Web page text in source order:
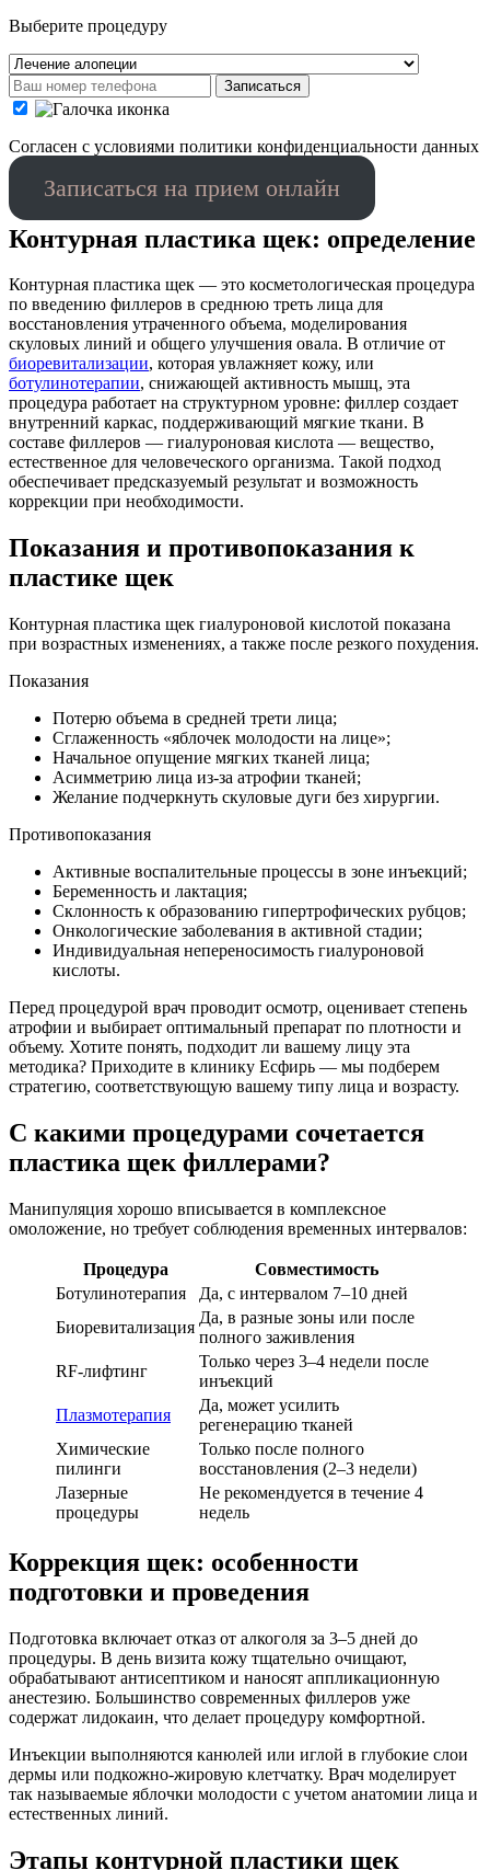
Выберите процедуру
Записаться
Cогласен с условиями политики конфиденциальности данных
Записаться на прием онлайн
Контурная пластика щек: определение
Контурная пластика щек — это косметологическая процедура
по введению филлеров в среднюю треть лица для
восстановления утраченного объема, моделирования
скуловых линий и общего улучшения овала. В отличие от
биоревитализации, которая увлажняет кожу, или
ботулинотерапии, снижающей активность мышц, эта
процедура работает на структурном уровне: филлер создает
внутренний каркас, поддерживающий мягкие ткани. В
составе филлеров — гиалуроновая кислота — вещество,
естественное для человеческого организма. Такой подход
обеспечивает предсказуемый результат и возможность
коррекции при необходимости.
Показания и противопоказания к
пластике щек
Контурная пластика щек гиалуроновой кислотой показана
при возрастных изменениях, а также после резкого похудения.
Показания
Потерю объема в средней трети лица;
Сглаженность «яблочек молодости на лице»;
Начальное опущение мягких тканей лица;
Асимметрию лица из-за атрофии тканей;
Желание подчеркнуть скуловые дуги без хирургии.
Противопоказания
Активные воспалительные процессы в зоне инъекций;
Беременность и лактация;
Склонность к образованию гипертрофических рубцов;
Онкологические заболевания в активной стадии;
Индивидуальная непереносимость гиалуроновой
кислоты.
Перед процедурой врач проводит осмотр, оценивает степень
атрофии и выбирает оптимальный препарат по плотности и
объему. Хотите понять, подходит ли вашему лицу эта
методика? Приходите в клинику Есфирь — мы подберем
стратегию, соответствующую вашему типу лица и возрасту.
С какими процедурами сочетается
пластика щек филлерами?
Манипуляция хорошо вписывается в комплексное
омоложение, но требует соблюдения временных интервалов:
Процедура
Совместимость
Ботулинотерапия
Да, с интервалом 7–10 дней
Биоревитализация
Да, в разные зоны или после
полного заживления
RF-лифтинг
Только через 3–4 недели после
инъекций
Плазмотерапия
Да, может усилить
регенерацию тканей
Химические
пилинги
Только после полного
восстановления (2–3 недели)
Лазерные
процедуры
Не рекомендуется в течение 4
недель
Коррекция щек: особенности
подготовки и проведения
Подготовка включает отказ от алкоголя за 3–5 дней до
процедуры. В день визита кожу тщательно очищают,
обрабатывают антисептиком и наносят аппликационную
анестезию. Большинство современных филлеров уже
содержат лидокаин, что делает процедуру комфортной.
Инъекции выполняются канюлей или иглой в глубокие слои
дермы или подкожно-жировую клетчатку. Врач моделирует
так называемые яблочки молодости с учетом анатомии лица и
естественных линий.
Этапы контурной пластики щек